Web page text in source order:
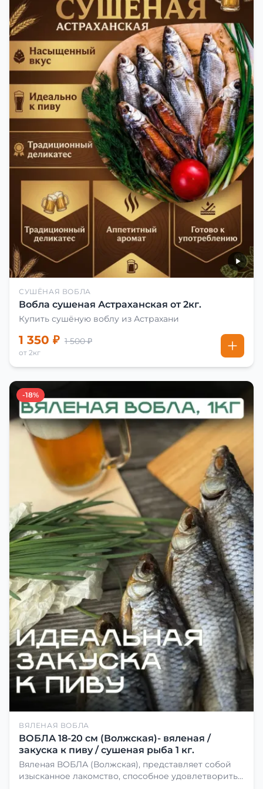
СУШЁНАЯ ВОБЛА
Вобла сушеная Астраханская от 2кг.
Купить сушёную воблу из Астрахани
1 350 ₽ 1 500 ₽
от 2кг
-18%
ВЯЛЕНАЯ ВОБЛА
ВОБЛА 18-20 см (Волжская)- вяленая /
закуска к пиву / сушеная рыба 1 кг.
Вяленая ВОБЛА (Волжская), представляет собой
изысканное лакомство, способное удовлетворить